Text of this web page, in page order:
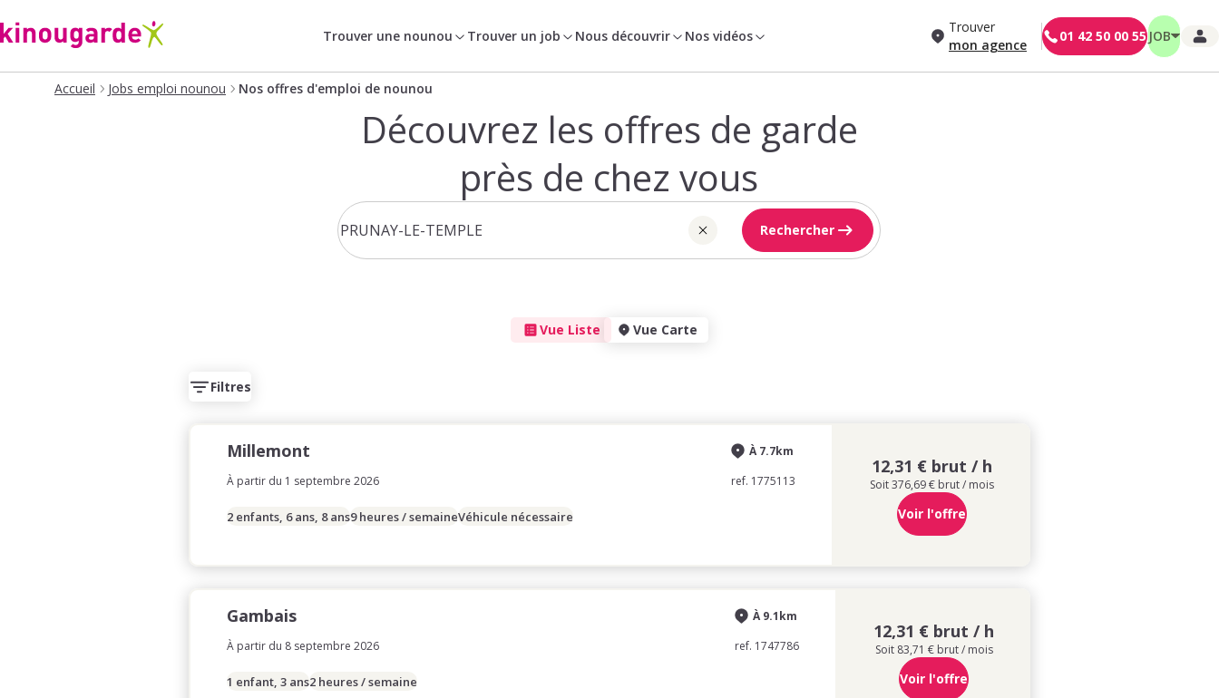
Trouver une nounou Trouver un job Nous découvrir Nos vidéos
Trouver
mon agence
01 42 50 00 55 JOB
Accueil Jobs emploi nounou Nos offres d'emploi de nounou
Découvrez les offres de garde
près de chez vous
Rechercher
Vue Liste Vue Carte
Filtres
Millemont
À partir du 1 septembre 2026
À 7.7km
ref. 1775113
2 enfants, 6 ans, 8 ans9 heures / semaineVéhicule nécessaire
12,31 € brut / h
Soit 376,69 € brut / mois
Voir l'offre
Gambais
À partir du 8 septembre 2026
À 9.1km
ref. 1747786
1 enfant, 3 ans2 heures / semaine
12,31 € brut / h
Soit 83,71 € brut / mois
Voir l'offre